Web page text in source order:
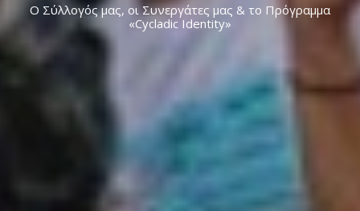
Ο Σύλλογός μας, οι Συνεργάτες μας & το Πρόγραμμα
«Cycladic Identity»